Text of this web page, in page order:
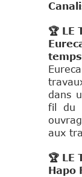
🏆 LE
dans
fil du
aux
🏆 LE
Hapo